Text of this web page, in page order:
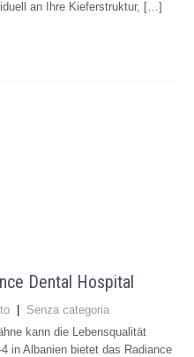
an Ihre Kieferstruktur, […]
Dental Hospital
| Senza categoria
kann die Lebensqualität
in Albanien bietet das Radiance